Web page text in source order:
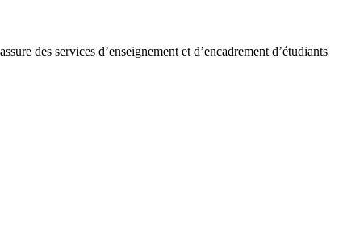
des services d’enseignement et d’encadrement d’étudiants